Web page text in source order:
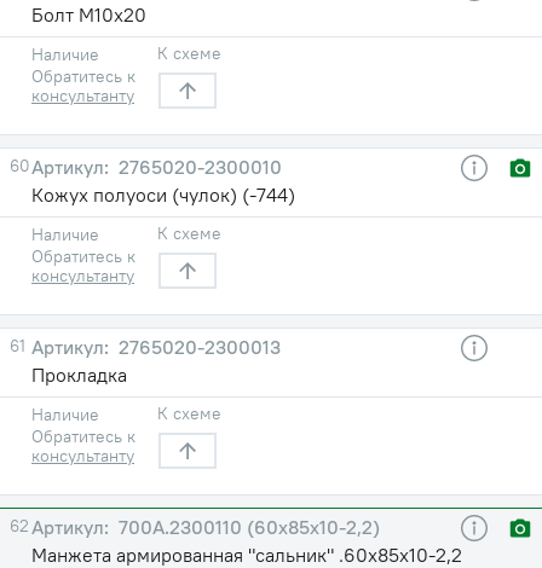
Болт М10х20
Наличие
Обратитесь к
консультанту
К схеме
60
2765020-2300010
Кожух полуоси (чулок) (-744)
Наличие
Обратитесь к
консультанту
К схеме
61
2765020-2300013
Прокладка
Наличие
Обратитесь к
консультанту
К схеме
62
700А.2300110 (60х85х10-2,2)
Манжета армированная "сальник" .60х85х10-2,2